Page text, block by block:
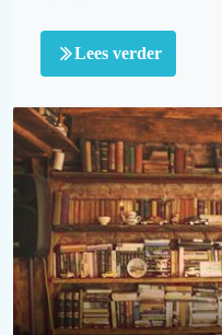
Lees verder